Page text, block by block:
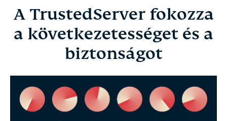
A TrustedServer fokozza
a következetességet és a
biztonságot